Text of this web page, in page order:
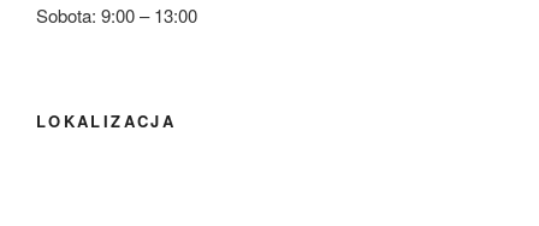
Sobota: 9:00 – 13:00
LOKALIZACJA